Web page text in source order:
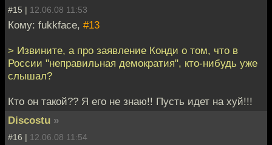
#15 | 12.06.08 11:53
Кому: fukkface, #13
> Извините, а про заявление Конди о том, что в
России "неправильная демократия", кто-нибудь уже
слышал?
Кто он такой?? Я его не знаю!! Пусть идет на хуй!!!
Discostu »
#16 | 12.06.08 11:54